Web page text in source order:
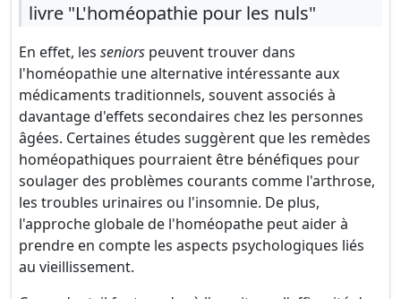
livre "L'homéopathie pour les nuls"
En effet, les seniors peuvent trouver dans
l'homéopathie une alternative intéressante aux
médicaments traditionnels, souvent associés à
davantage d'effets secondaires chez les personnes
âgées. Certaines études suggèrent que les remèdes
homéopathiques pourraient être bénéfiques pour
soulager des problèmes courants comme l'arthrose,
les troubles urinaires ou l'insomnie. De plus,
l'approche globale de l'homéopathe peut aider à
prendre en compte les aspects psychologiques liés
au vieillissement.